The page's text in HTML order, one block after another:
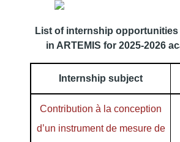
List of internship opportunities
in ARTEMIS for 2025-2026
Internship subject
Contribution à la conception
d’un instrument de mesure de